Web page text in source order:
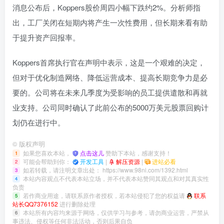
消息公布后，Koppers股价周四小幅下跌约2%。分析师指
出，工厂关闭在短期内将产生一次性费用，但长期来看有助
于提升资产回报率。
Koppers首席执行官在声明中表示，这是一个艰难的决定，
但对于优化制造网络、降低运营成本、提高长期竞争力是必
要的。公司将在未来几季度为受影响的员工提供遣散和再就
业支持。公司同时确认了此前公布的5000万美元股票回购计
划仍在进行中。
© 版权声明
1 如果您喜欢本站， 点击这儿赞助下本站，感谢支持！
2 可能会帮助到你： 开发工具 | 解压资源 | 进站必看
3 如若转载，请注明文章出处： https://www.98ni.com/1392.html
4
本站内容观点不代表本站立场，并不代表本站赞同其观点和对其真实性
负责
5 若作商业用途，请联系原作者授权，若本站侵犯了您的权益请
联系
站长QQ7376152 进行删除处理
6
本站所有内容均来源于网络，仅供学习与参考，请勿商业运营，严禁从
事违法、侵权等任何非法活动，否则后果自负